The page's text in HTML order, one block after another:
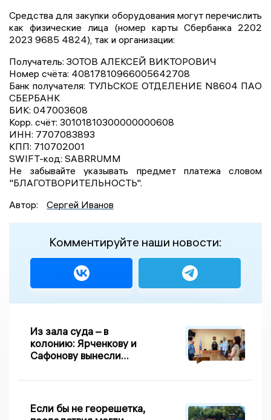
Средства для закупки оборудования могут перечислить
как физические лица (номер карты Сбербанка 2202
2023 9685 4824), так и организации:
Получатель: ЗОТОВ АЛЕКСЕЙ ВИКТОРОВИЧ
Номер счёта: 40817810966005642708
Банк получателя: ТУЛЬСКОЕ ОТДЕЛЕНИЕ N8604 ПАО
СБЕРБАНК
БИК: 047003608
Корр. счёт: 30101810300000000608
ИНН: 7707083893
КПП: 710702001
SWIFT-код: SABRRUMM
Не забывайте указывать предмет платежа словом
"БЛАГОТВОРИТЕЛЬНОСТЬ".
Автор:
Сергей Иванов
Комментируйте наши новости:
Из зала суда – в
колонию: Ярченкову и
Сафонову вынесли
взятке
Если бы не георешетка,